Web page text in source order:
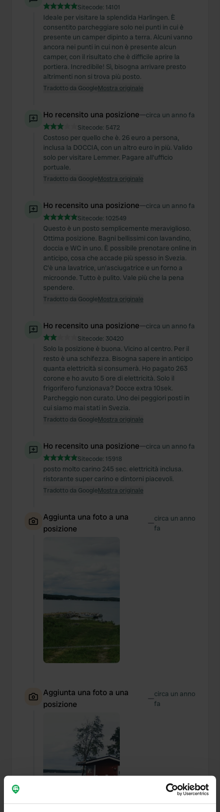
Sitecode: 14101
Ideale per visitare la splendida Harlingen. È
consentito parcheggiare solo nei punti in cui è
presente un camper dipinto a terra. Alcuni vanno
ancora nei punti in cui non è presente alcun
camper, con il risultato che è difficile aprire la
portiera. Incredibile! Sì, bisogna arrivare presto
altrimenti non si trova più posto.
Tradotto da GoogleMostra originale
Ho recensito una posizione—circa un anno fa
Sitecode: 5472
Costoso per quello che è. 26 euro a persona,
inclusa la DOCCIA, con un altro euro in più. Valido
solo per visitare Lemmer. Pagare all'ufficio
portuale.
Tradotto da GoogleMostra originale
Ho recensito una posizione—circa un anno fa
Sitecode: 102549
Questo è un posto semplicemente meraviglioso.
Ottima posizione. Bagni bellissimi con lavandino,
doccia e WC in uno. È possibile prenotare online in
anticipo, cosa che accade più spesso in Svezia.
C'è una lavatrice, un'asciugatrice e un forno a
microonde. Tutto è pulito. Vale più che la pena
spendere.
Tradotto da GoogleMostra originale
Ho recensito una posizione—circa un anno fa
Sitecode: 30420
Solo la posizione è buona. Vicino al centro. Per il
resto è una schifezza. Bisogna sapere in anticipo
quanta elettricità si consumerà. Ho pagato 263
corone e ho avuto 5 ore di elettricità. Solo il
frigorifero funzionava? Docce extra 10sek.
Parcheggio non curato. Uno dei peggiori posti in
cui siamo mai stati in Svezia.
Tradotto da GoogleMostra originale
Ho recensito una posizione—circa un anno fa
Sitecode: 15918
posto molto carino 245 sec. elettricità inclusa.
ristorante super carino e dintorni piacevoli.
Tradotto da GoogleMostra originale
Aggiunta una foto a una
posizione
—circa un anno
fa
Aggiunta una foto a una
posizione
—circa un anno
fa